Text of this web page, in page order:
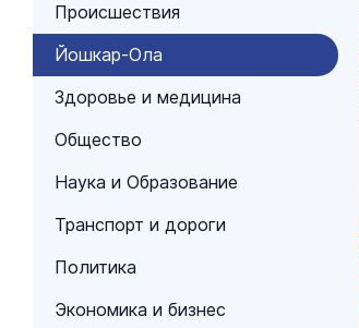
Происшествия
Йошкар-Ола
Здоровье и медицина
Общество
Наука и Образование
Транспорт и дороги
Политика
Экономика и бизнес